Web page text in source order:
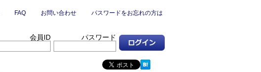
FAQ お問い合わせ パスワードをお忘れの方は
会員ID パスワード